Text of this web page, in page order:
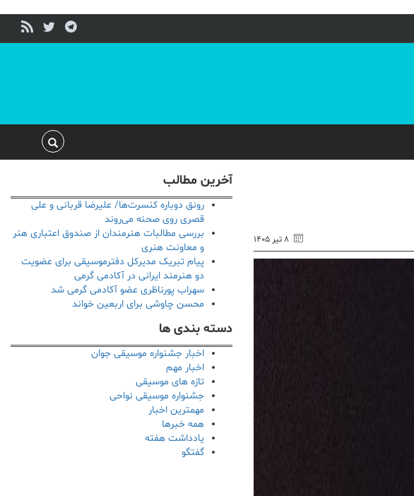
۸ تیر ۱۴۰۵
آخرین مطالب
رونق دوباره کنسرت‌ها/ علیرضا قربانی و علی
قصری روی صحنه می‌روند
بررسی مطالبات هنرمندان از صندوق اعتباری هنر
و معاونت هنری
پیام تبریک مدیرکل دفترموسیقی برای عضویت
دو هنرمند ایرانی در آکادمی گرمی
سهراب پورناظری عضو آکادمی گرمی شد
محسن چاوشی برای اربعین خواند
دسته بندی ها
اخبار جشنواره موسیقی جوان
اخبار مهم
تازه های موسیقی
جشنواره موسیقی نواحی
مهمترین اخبار
همه خبرها
یادداشت هفته
گفتگو